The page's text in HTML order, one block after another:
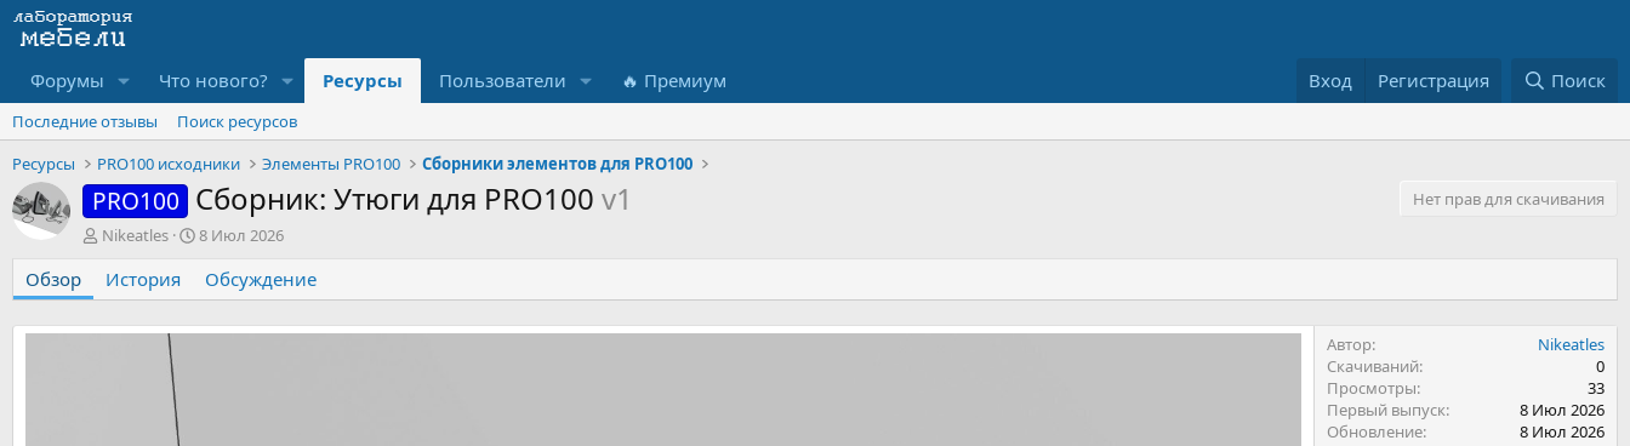
Форумы Что нового? Ресурсы Пользователи 🔥 Премиум Вход Регистрация Поиск
Последние отзывы
Поиск ресурсов
Ресурсы
PRO100 исходники Элементы PRO100 Сборники элементов для PRO100
PRO100 Сборник: Утюги для PRO100v1
Нет прав для скачивания
А
т
о
р
Nikeatles
Д
а
с
8 Июл 2026
Обзор История Обсуждение
Автор
Nikeatles
Скачиваний
0
Просмотры
33
Первый выпуск
8 Июл 2026
Обновление
8 Июл 2026